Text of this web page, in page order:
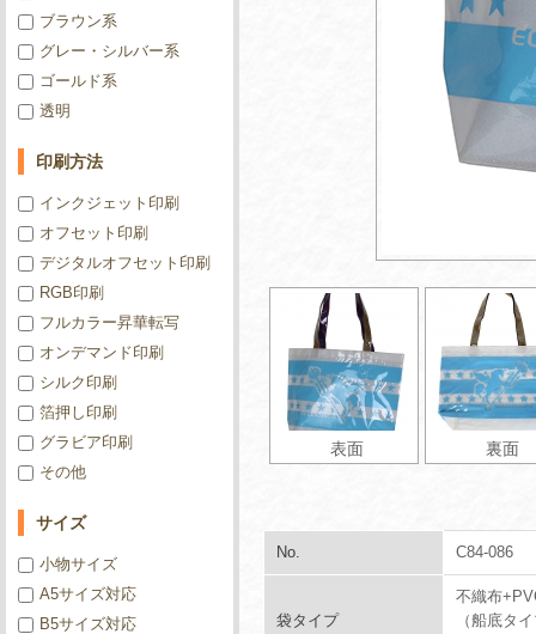
表面 裏面
No. C84-086
袋タイプ
不織布
（船底タ
ブラウン系
グレー・シルバー系
ゴールド系
透明
印刷方法
インクジェット印刷
オフセット印刷
デジタルオフセット印刷
RGB印刷
フルカラー昇華転写
オンデマンド印刷
シルク印刷
箔押し印刷
グラビア印刷
その他
サイズ
小物サイズ
A5サイズ対応
B5サイズ対応